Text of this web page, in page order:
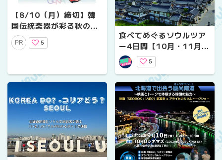
【8/10（月）締切】韓
国伝統楽器が彩る秋のは
じまり――グローバルミ
ュージックバンド「GEN
PR 5
食べてめぐるソウルツア
ー4日間【10月・11月出
発】
5